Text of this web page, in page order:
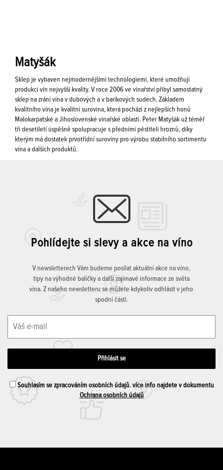
Matyšák
Sklep je vybaven nejmodernějšími technologiemi, které umožňují
produkci vín nejvyšší kvality. V roce 2006 ve vinařství přibyl samostatný
sklep na zrání vína v dubových a v barikových sudech. Základem
kvalitního vína je kvalitní surovina, která pochází z nejlepších honů
Malokarpatské a Jihoslovenské vinařské oblasti. Peter Matyšák už téměř
tři desetiletí úspěšně spolupracuje s předními pěstiteli hroznů, díky
kterým má dostatek prvotřídní suroviny pro výrobu stabilního sortimentu
vína a dalších produktů.
Pohlídejte si slevy a akce na víno
V newsletterech Vám budeme posílat aktuální akce na víno,
tipy na výhodné balíčky a další zajímavé informace ze světa
vína. Z našeho newsletteru se můžete kdykoliv odhlásit v jeho
spodní části.
Souhlasím se zpracováním osobních údajů. více info najdete v dokumentu
Ochrana osobních údajů